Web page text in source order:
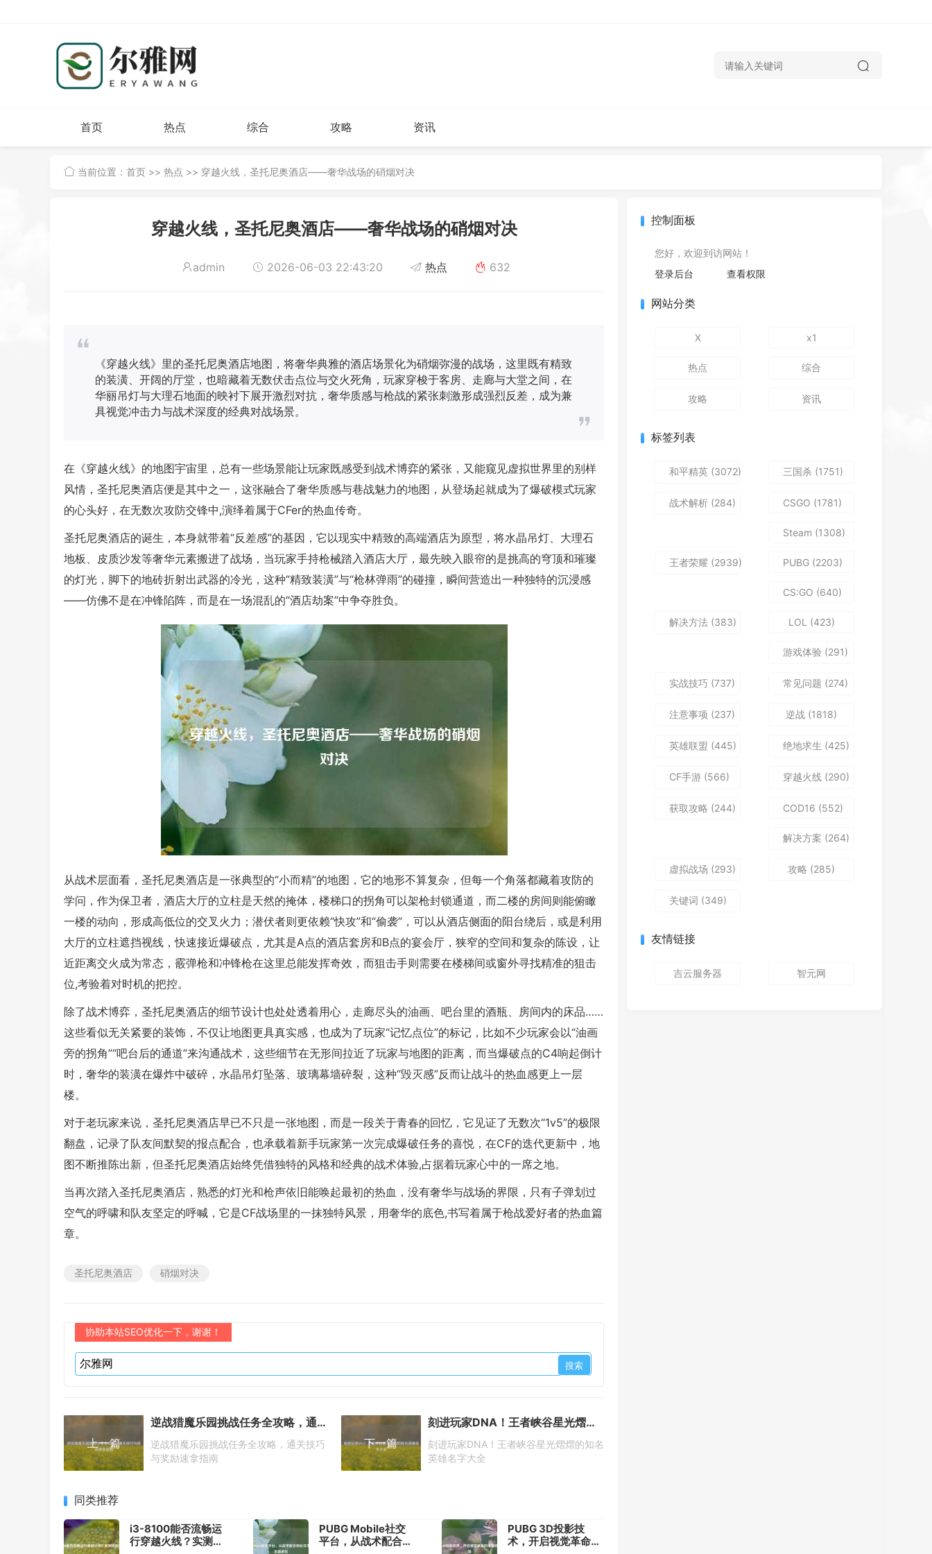
首页 热点 综合 攻略 资讯
当前位置： 首页 >> 热点 >> 穿越火线，圣托尼奥酒店——奢华战场的硝烟对决
穿越火线，圣托尼奥酒店——奢华战场的硝烟对决
admin 2026-06-03 22:43:20 热点 632
《穿越火线》里的圣托尼奥酒店地图，将奢华典雅的酒店场景化为硝烟弥漫的战场，这里既有精致
的装潢、开阔的厅堂，也暗藏着无数伏击点位与交火死角，玩家穿梭于客房、走廊与大堂之间，在
华丽吊灯与大理石地面的映衬下展开激烈对抗，奢华质感与枪战的紧张刺激形成强烈反差，成为兼
具视觉冲击力与战术深度的经典对战场景。
在《穿越火线》的地图宇宙里，总有一些场景能让玩家既感受到战术博弈的紧张，又能窥见虚拟世界里的别样
风情，圣托尼奥酒店便是其中之一，这张融合了奢华质感与巷战魅力的地图，从登场起就成为了爆破模式玩家
的心头好，在无数次攻防交锋中,演绎着属于CFer的热血传奇。
圣托尼奥酒店的诞生，本身就带着“反差感”的基因，它以现实中精致的高端酒店为原型，将水晶吊灯、大理石
地板、皮质沙发等奢华元素搬进了战场，当玩家手持枪械踏入酒店大厅，最先映入眼帘的是挑高的穹顶和璀璨
的灯光，脚下的地砖折射出武器的冷光，这种“精致装潢”与“枪林弹雨”的碰撞，瞬间营造出一种独特的沉浸感
——仿佛不是在冲锋陷阵，而是在一场混乱的“酒店劫案”中争夺胜负。
从战术层面看，圣托尼奥酒店是一张典型的“小而精”的地图，它的地形不算复杂，但每一个角落都藏着攻防的
学问，作为保卫者，酒店大厅的立柱是天然的掩体，楼梯口的拐角可以架枪封锁通道，而二楼的房间则能俯瞰
一楼的动向，形成高低位的交叉火力；潜伏者则更依赖“快攻”和“偷袭”，可以从酒店侧面的阳台绕后，或是利用
大厅的立柱遮挡视线，快速接近爆破点，尤其是A点的酒店套房和B点的宴会厅，狭窄的空间和复杂的陈设，让
近距离交火成为常态，霰弹枪和冲锋枪在这里总能发挥奇效，而狙击手则需要在楼梯间或窗外寻找精准的狙击
位,考验着对时机的把控。
除了战术博弈，圣托尼奥酒店的细节设计也处处透着用心，走廊尽头的油画、吧台里的酒瓶、房间内的床品……
这些看似无关紧要的装饰，不仅让地图更具真实感，也成为了玩家“记忆点位”的标记，比如不少玩家会以“油画
旁的拐角”“吧台后的通道”来沟通战术，这些细节在无形间拉近了玩家与地图的距离，而当爆破点的C4响起倒计
时，奢华的装潢在爆炸中破碎，水晶吊灯坠落、玻璃幕墙碎裂，这种“毁灭感”反而让战斗的热血感更上一层
楼。
对于老玩家来说，圣托尼奥酒店早已不只是一张地图，而是一段关于青春的回忆，它见证了无数次“1v5”的极限
翻盘，记录了队友间默契的报点配合，也承载着新手玩家第一次完成爆破任务的喜悦，在CF的迭代更新中，地
图不断推陈出新，但圣托尼奥酒店始终凭借独特的风格和经典的战术体验,占据着玩家心中的一席之地。
当再次踏入圣托尼奥酒店，熟悉的灯光和枪声依旧能唤起最初的热血，没有奢华与战场的界限，只有子弹划过
空气的呼啸和队友坚定的呼喊，它是CF战场里的一抹独特风景，用奢华的底色,书写着属于枪战爱好者的热血篇
章。
圣托尼奥酒店 硝烟对决
协助本站SEO优化一下，谢谢！
上一篇
逆战猎魔乐园挑战任务全攻略，通关技巧与奖励速拿指南
逆战猎魔乐园挑战任务全攻略，通关技巧
与奖励速拿指南
下一篇
刻进玩家DNA！王者峡谷星光熠熠的知名英雄名字大全
刻进玩家DNA！王者峡谷星光熠熠的知名
英雄名字大全
同类推荐
i3-8100能否流畅运
行穿越火线？实测性
PUBG Mobile社交
平台，从战术配合到
PUBG 3D投影技
术，开启视觉革命的
控制面板
您好，欢迎到访网站！
登录后台
查看权限
网站分类
X x1
热点 综合
攻略 资讯
标签列表
和平精英 (3072) 三国杀 (1751)
战术解析 (284) CSGO (1781)
Steam (1308)
王者荣耀 (2939) PUBG (2203)
CS:GO (640)
解决方法 (383) LOL (423)
游戏体验 (291)
实战技巧 (737) 常见问题 (274)
注意事项 (237) 逆战 (1818)
英雄联盟 (445) 绝地求生 (425)
CF手游 (566) 穿越火线 (290)
获取攻略 (244) COD16 (552)
解决方案 (264)
虚拟战场 (293) 攻略 (285)
关键词 (349)
友情链接
吉云服务器 智元网